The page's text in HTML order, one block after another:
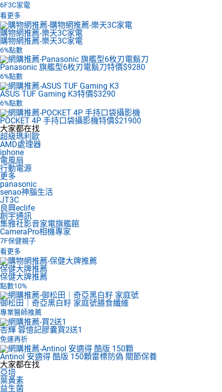
6F3C家電
看更多
購物網推薦-樂天3C家電
購物網推薦-樂天3C家電
6%點數
Panasonic 旗艦型6枚刃電鬍刀特價$9280
6%點數
ASUS TUF Gaming K3特價$3290
6%點數
POCKET 4P 手持口袋攝影機特價$21900
大家都在找
超級瑪利歐
AMD處理器
iphone
電風扇
行動電源
更多
panasonic
senao神腦生活
JT3C
良興eclife
創宇通訊
集雅社影音家電旗艦館
CameraPro相機專家
7F保健親子
看更多
保健大牌推薦
保健大牌推薦
點數10%
御松田｜奇亞黑白籽 家庭號膳食纖維
專業醫師推薦
杏輝 蓉憶記膠囊買2送1
免運再折
Antinol 安適得 酷版 150顆雷標防偽 關節保養
大家都在找
亞培
葉黃素
益生菌